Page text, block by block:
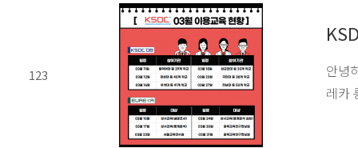
123
안녕
레카